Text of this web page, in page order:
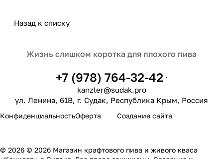
Назад к списку
Жизнь слишком коротка для плохого пива
+7 (978) 764-32-42
kanzler@sudak.pro
ул. Ленина, 61В, г. Судак, Республика Крым, Россия
КонфиденциальностьОферта Создание сайта
© 2026 © 2026 Магазин крафтового пива и живого кваса